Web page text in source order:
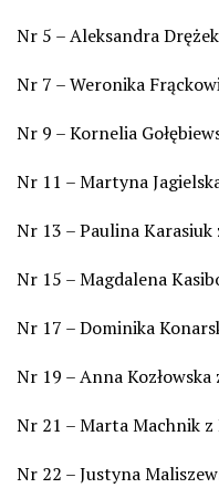
Nr 5 – Aleksandra
Nr 7 – Weronika
Nr 9 – Kornelia
Nr 11 – Martyna
Nr 13 – Paulina Karasiuk
Nr 15 – Magdalena
Nr 17 – Dominika
Nr 19 – Anna Kozłowska
Nr 21 – Marta Machnik z
Nr 22 – Justyna